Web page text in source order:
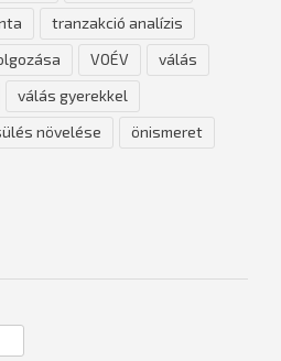
tranzakció analízis
VOÉV
válás
válás gyerekkel
növelése
önismeret